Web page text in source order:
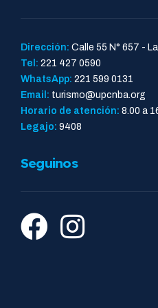
Dirección: Calle 55 N° 657 -
Tel: 221 427 0590
WhatsApp: 221 599 0131
Email: turismo@upcnba.org
Horario de atención: 8.00 a
Legajo: 9408
Seguinos